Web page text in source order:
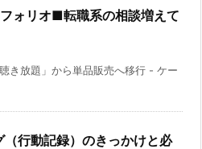
ォリオ■転職系の相談増えて
き放題」から単品販売へ移行 - ケー
（行動記録）のきっかけと必